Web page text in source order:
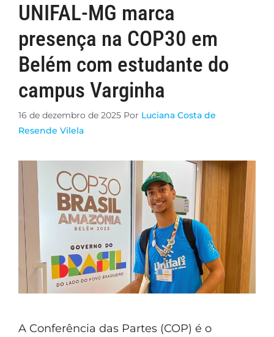
UNIFAL-MG marca
presença na COP30 em
Belém com estudante do
campus Varginha
16 de dezembro de 2025 Por Luciana Costa de
Resende Vilela
A Conferência das Partes (COP) é o